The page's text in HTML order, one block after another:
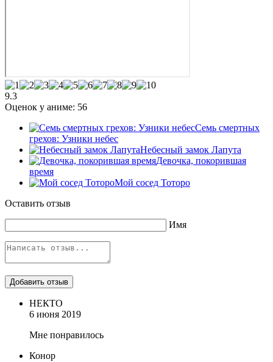
9.3
Оценок у аниме: 56
Семь смертных
грехов: Узники небес
Небесный замок Лапута
Девочка, покорившая
время
Мой сосед Тоторо
Оставить отзыв
Имя
НЕКТО
6 июня 2019
Мне понравилось
Конор